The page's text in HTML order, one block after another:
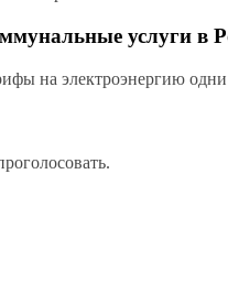
услуги в
на электроэнергию